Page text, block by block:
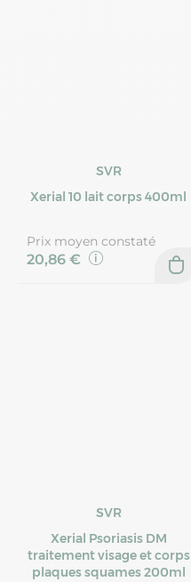
SVR
Xerial 10 lait corps 400ml
Prix moyen constaté
20,86 €
SVR
Xerial Psoriasis DM
traitement visage et corps
plaques squames 200ml